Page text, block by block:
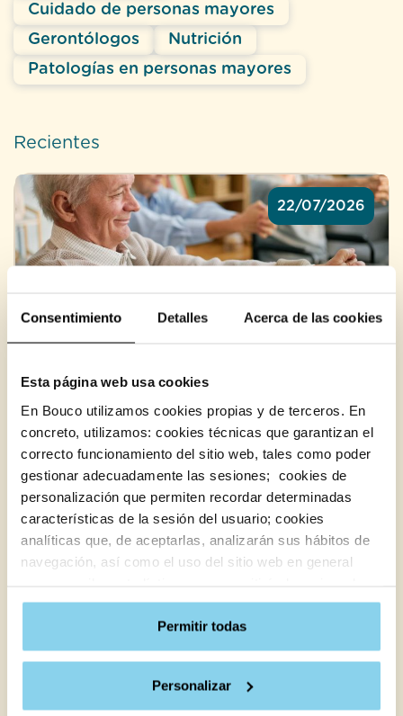
Consentimiento Detalles Acerca de las cookies
Esta página web usa cookies
En Bouco utilizamos cookies propias y de terceros. En
concreto, utilizamos: cookies técnicas que garantizan el
correcto funcionamiento del sitio web, tales como poder
gestionar adecuadamente las sesiones; cookies de
personalización que permiten recordar determinadas
características de la sesión del usuario; cookies
analíticas que, de aceptarlas, analizarán sus hábitos de
navegación, así como el uso del sitio web en general
nuestros servicios y mostrarte contenido útil.
Al hacer clic en “Aceptar cookies”, usted acepta todas
las cookies del sitio web. Por otro lado, si hace clic en
de cookies que se instalarán en su navegador o por el
contrario puede “Denegar” por lo que rechazará el uso de
Permitir todas
Personalizar
Cuidado de personas mayores
Gerontólogos
Nutrición
Patologías en personas mayores
Recientes
22/07/2026
Estiramiento en personas mayores:
Ejercicios y rutinas
Beneficios del dibujo en personas mayores
Leer noticia